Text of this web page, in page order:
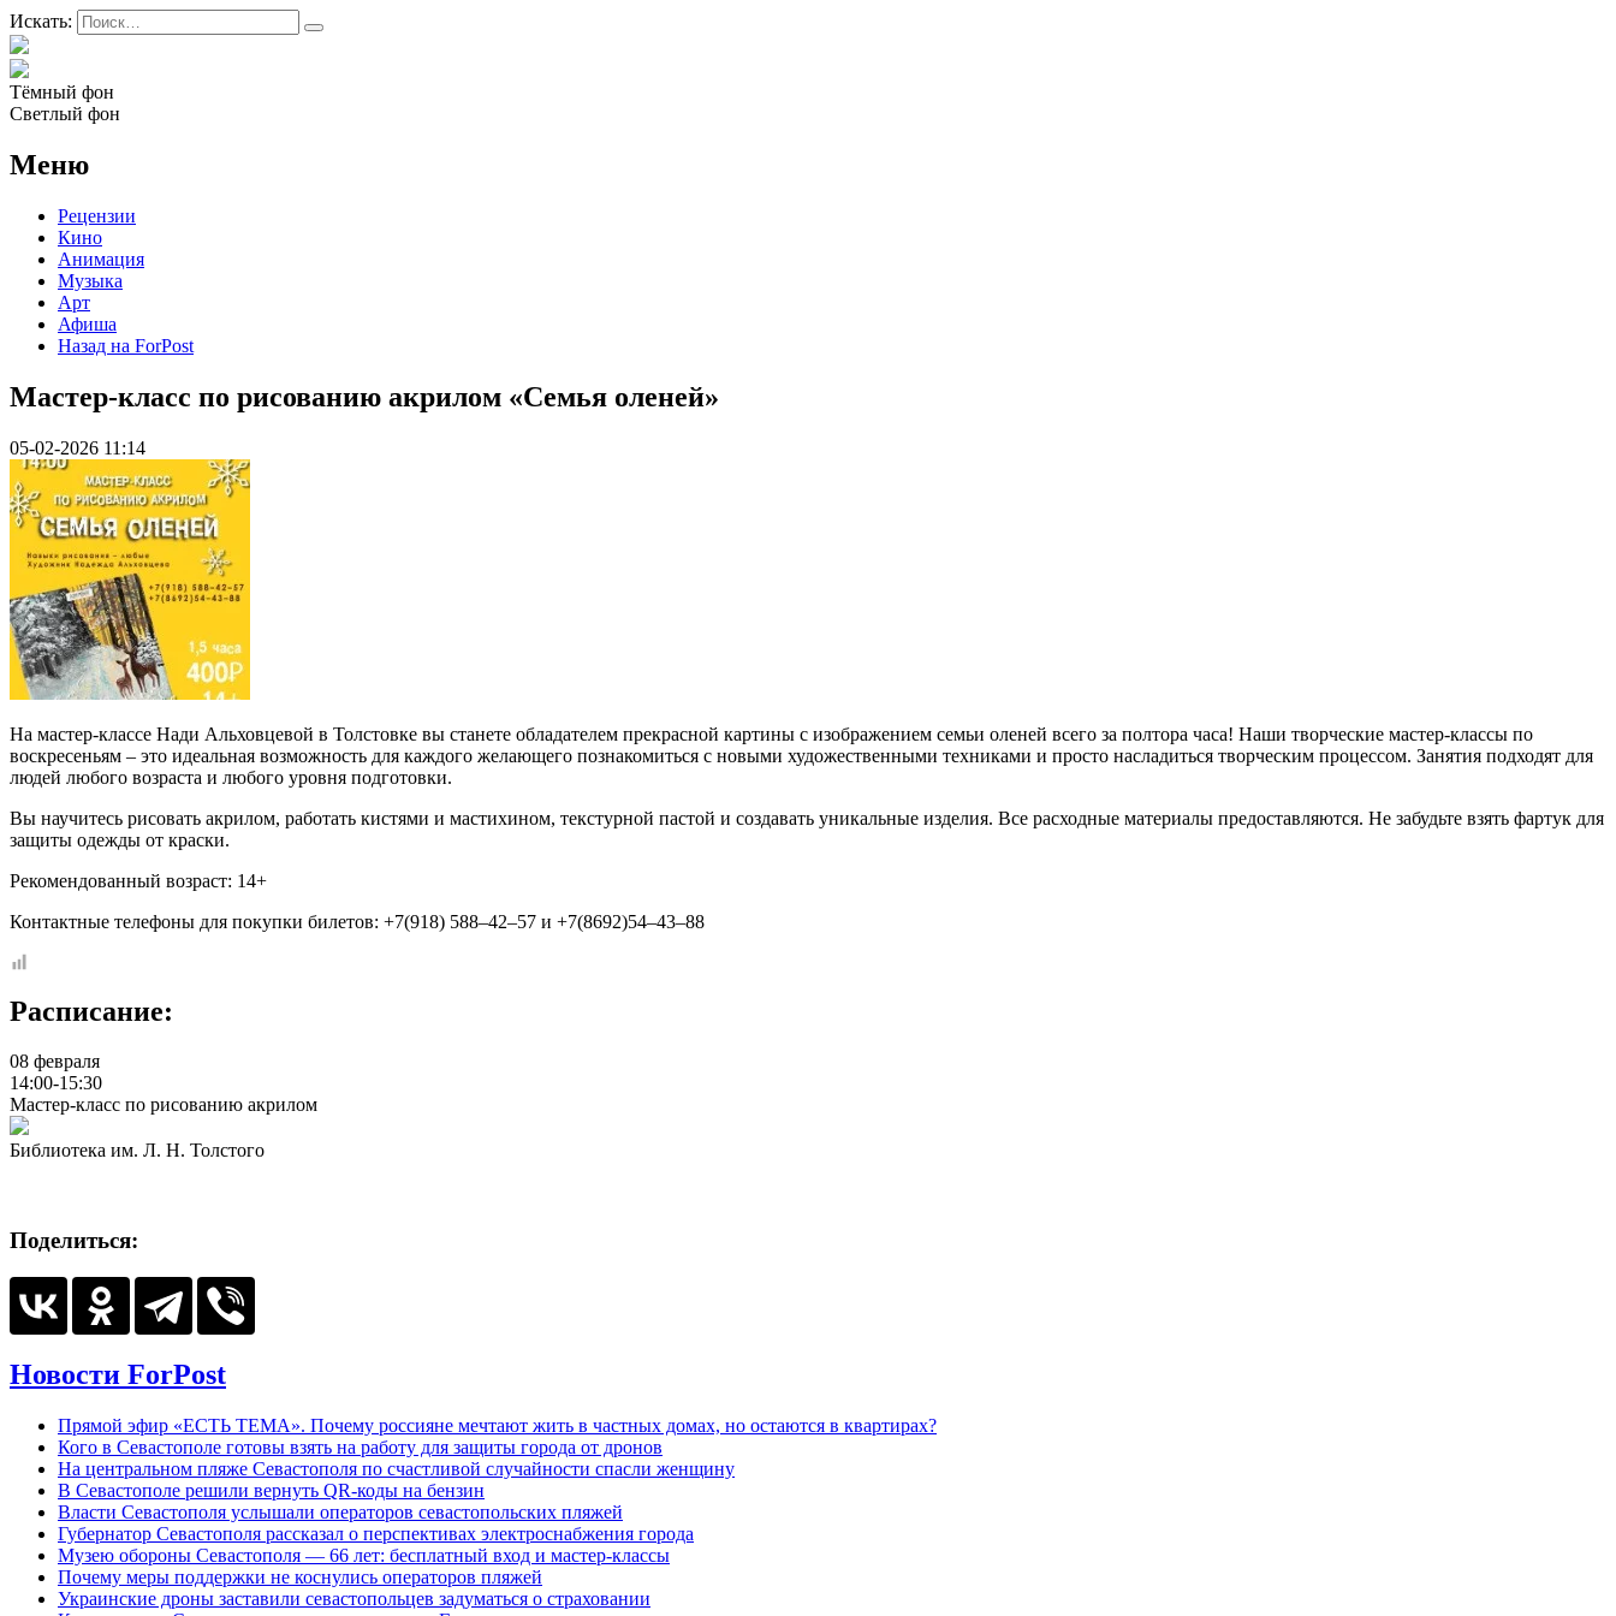
Искать:
Тёмный фон
Светлый фон
Меню
Рецензии
Кино
Анимация
Музыка
Арт
Афиша
Назад на ForPost
Мастер-класс по рисованию акрилом «Семья оленей»
05-02-2026 11:14
На мастер-классе Нади Альховцевой в Толстовке вы станете обладателем прекрасной картины с изображением семьи оленей всего за полтора часа! Наши творческие мастер-классы по
воскресеньям – это идеальная возможность для каждого желающего познакомиться с новыми художественными техниками и просто насладиться творческим процессом. Занятия подходят для
людей любого возраста и любого уровня подготовки.
Вы научитесь рисовать акрилом, работать кистями и мастихином, текстурной пастой и создавать уникальные изделия. Все расходные материалы предоставляются. Не забудьте взять фартук для
защиты одежды от краски.
Рекомендованный возраст: 14+
Контактные телефоны для покупки билетов: +7(918) 588–42–57 и +7(8692)54–43–88
Расписание:
08 февраля
14:00-15:30
Мастер-класс по рисованию акрилом
Библиотека им. Л. Н. Толстого
Поделиться:
Новости ForPost
Прямой эфир «ЕСТЬ ТЕМА». Почему россияне мечтают жить в частных домах, но остаются в квартирах?
Кого в Севастополе готовы взять на работу для защиты города от дронов
На центральном пляже Севастополя по счастливой случайности спасли женщину
В Севастополе решили вернуть QR-коды на бензин
Власти Севастополя услышали операторов севастопольских пляжей
Губернатор Севастополя рассказал о перспективах электроснабжения города
Музею обороны Севастополя — 66 лет: бесплатный вход и мастер-классы
Почему меры поддержки не коснулись операторов пляжей
Украинские дроны заставили севастопольцев задуматься о страховании